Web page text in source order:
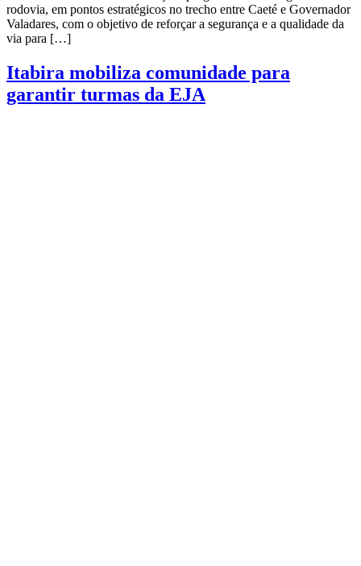
rodovia, em pontos estratégicos no trecho entre Caeté e Governador
Valadares, com o objetivo de reforçar a segurança e a qualidade da
via para […]
Itabira mobiliza comunidade para
garantir turmas da EJA